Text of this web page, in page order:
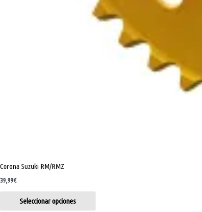
Corona Suzuki RM/RMZ
39,99€
Seleccionar opciones